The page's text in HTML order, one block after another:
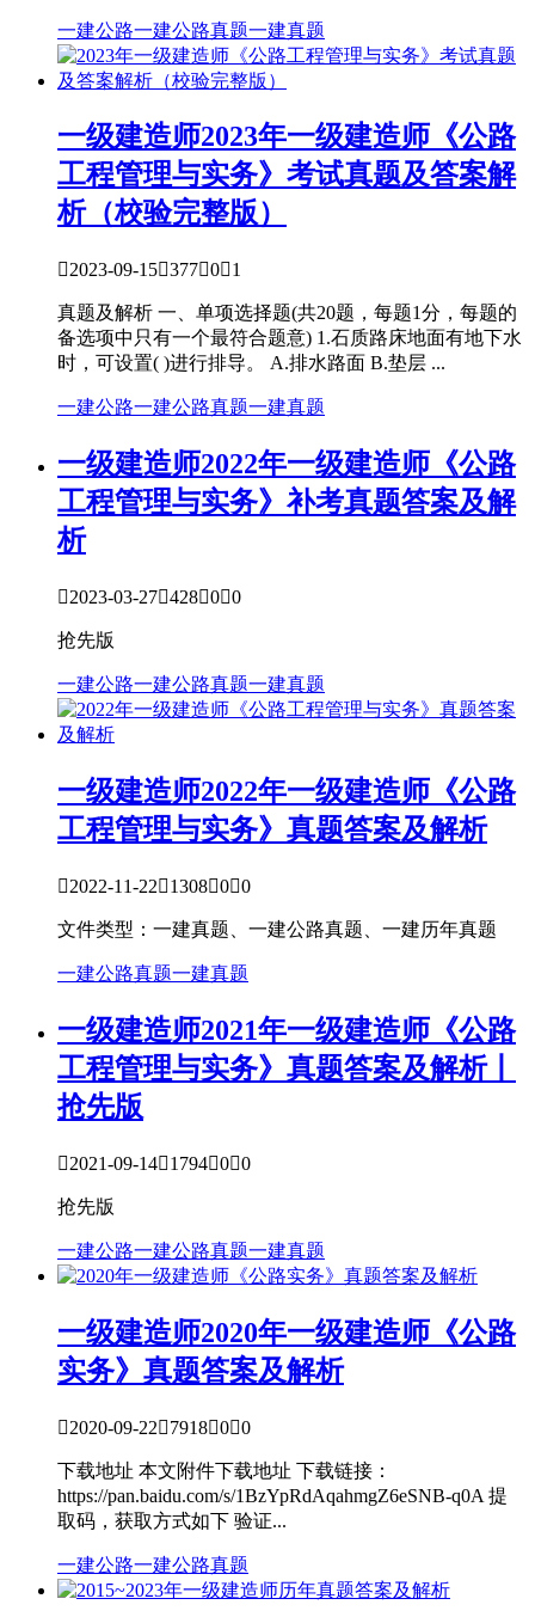
一建公路一建公路真题一建真题
一级建造师2023年一级建造师《公路
工程管理与实务》考试真题及答案解
析（校验完整版）
2023-09-1537701
真题及解析 一、单项选择题(共20题，每题1分，每题的
备选项中只有一个最符合题意) 1.石质路床地面有地下水
时，可设置( )进行排导。 A.排水路面 B.垫层 ...
一建公路一建公路真题一建真题
一级建造师2022年一级建造师《公路
工程管理与实务》补考真题答案及解
析
2023-03-2742800
抢先版
一建公路一建公路真题一建真题
一级建造师2022年一级建造师《公路
工程管理与实务》真题答案及解析
2022-11-22130800
文件类型：一建真题、一建公路真题、一建历年真题
一建公路真题一建真题
一级建造师2021年一级建造师《公路
工程管理与实务》真题答案及解析丨
抢先版
2021-09-14179400
抢先版
一建公路一建公路真题一建真题
一级建造师2020年一级建造师《公路
实务》真题答案及解析
2020-09-22791800
下载地址 本文附件下载地址 下载链接：
https://pan.baidu.com/s/1BzYpRdAqahmgZ6eSNB-q0A 提
取码，获取方式如下 验证...
一建公路一建公路真题